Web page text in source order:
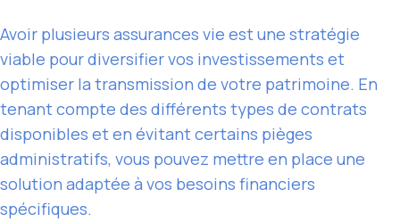
Avoir plusieurs assurances vie est une stratégie
viable pour diversifier vos investissements et
optimiser la transmission de votre patrimoine. En
tenant compte des différents types de contrats
disponibles et en évitant certains pièges
administratifs, vous pouvez mettre en place une
solution adaptée à vos besoins financiers
spécifiques.